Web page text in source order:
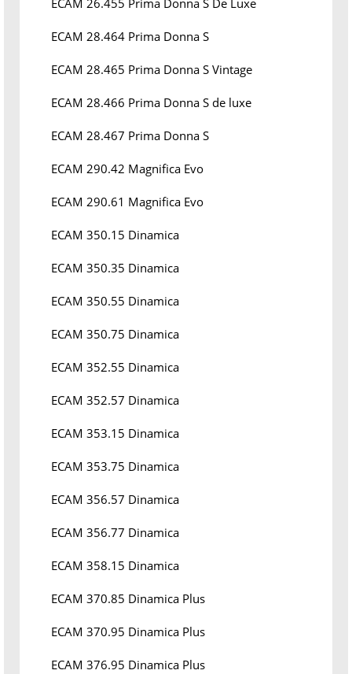
ECAM 26.455 Prima Donna S De Luxe
ECAM 28.464 Prima Donna S
ECAM 28.465 Prima Donna S Vintage
ECAM 28.466 Prima Donna S de luxe
ECAM 28.467 Prima Donna S
ECAM 290.42 Magnifica Evo
ECAM 290.61 Magnifica Evo
ECAM 350.15 Dinamica
ECAM 350.35 Dinamica
ECAM 350.55 Dinamica
ECAM 350.75 Dinamica
ECAM 352.55 Dinamica
ECAM 352.57 Dinamica
ECAM 353.15 Dinamica
ECAM 353.75 Dinamica
ECAM 356.57 Dinamica
ECAM 356.77 Dinamica
ECAM 358.15 Dinamica
ECAM 370.85 Dinamica Plus
ECAM 370.95 Dinamica Plus
ECAM 376.95 Dinamica Plus